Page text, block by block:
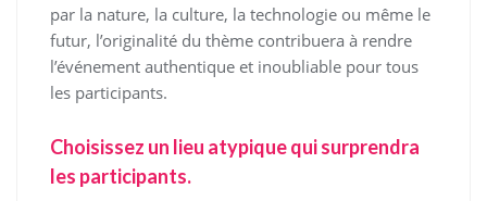
par la nature, la culture, la technologie ou même le
futur, l’originalité du thème contribuera à rendre
l’événement authentique et inoubliable pour tous
les participants.
Choisissez un lieu atypique qui surprendra
les participants.